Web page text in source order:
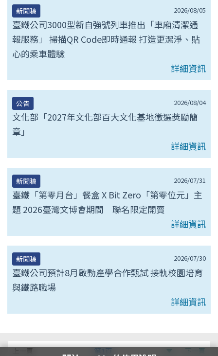
2026/08/05
新聞稿
臺鐵公司3000型新自強號列車推出「車廂清潔通
報服務」 掃描QR Code即時通報 打造更潔淨、貼
心的乘車體驗
詳細資訊
2026/08/04
公告
文化部「2027年文化部百大文化基地徵選獎勵簡
章」
詳細資訊
2026/07/31
新聞稿
臺鐵「第零月台」餐盒 X Bit Zero「第零位元」主
題 2026臺灣文博會期間 聯名限定開賣
詳細資訊
2026/07/30
新聞稿
臺鐵公司預計8月啟動產學合作甄試 接軌校園培育
與鐵路職場
詳細資訊
上一頁 第
第1頁
下一頁